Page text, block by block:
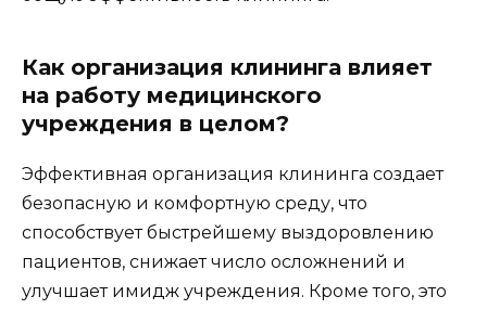
Как организация клининга влияет
на работу медицинского
учреждения в целом?
Эффективная организация клининга создает
безопасную и комфортную среду, что
способствует быстрейшему выздоровлению
пациентов, снижает число осложнений и
улучшает имидж учреждения. Кроме того, это